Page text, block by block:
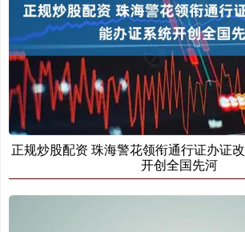
正规炒股配资 珠海警花领衔通行证办证
开创全国先河